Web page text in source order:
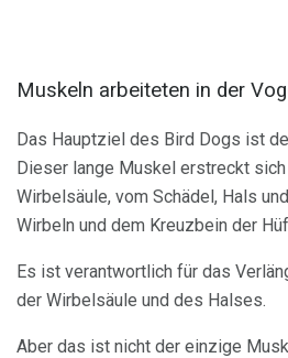
Muskeln arbeiteten in der
Das Hauptziel des Bird Dogs ist
Dieser lange Muskel erstreckt
Wirbelsäule, vom Schädel, Hals
Wirbeln und dem Kreuzbein der
Es ist verantwortlich für das
der Wirbelsäule und des Halses.
Aber das ist nicht der einzige